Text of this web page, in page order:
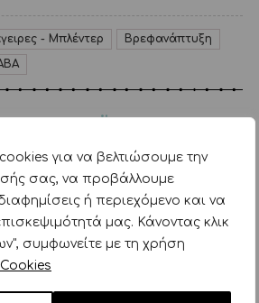
για να βελτιώσουμε την
σας, να προβάλλουμε
ή περιεχόμενο και να
μας. Κάνοντας κλικ
συμφωνείτε με τη χρήση
Cookies
- Μπλέντερ
Βρεφανάπτυξη